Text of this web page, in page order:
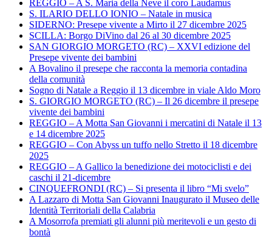
REGGIO – A S. Maria della Neve il coro Laudamus
S. ILARIO DELLO IONIO – Natale in musica
SIDERNO: Presepe vivente a Mirto il 27 dicembre 2025
SCILLA: Borgo DiVino dal 26 al 30 dicembre 2025
SAN GIORGIO MORGETO (RC) – XXVI edizione del
Presepe vivente dei bambini
A Bovalino il presepe che racconta la memoria contadina
della comunità
Sogno di Natale a Reggio il 13 dicembre in viale Aldo Moro
S. GIORGIO MORGETO (RC) – Il 26 dicembre il presepe
vivente dei bambini
REGGIO – A Motta San Giovanni i mercatini di Natale il 13
e 14 dicembre 2025
REGGIO – Con Abyss un tuffo nello Stretto il 18 dicembre
2025
REGGIO – A Gallico la benedizione dei motociclisti e dei
caschi il 21-dicembre
CINQUEFRONDI (RC) – Si presenta il libro “Mi svelo”
A Lazzaro di Motta San Giovanni Inaugurato il Museo delle
Identità Territoriali della Calabria
A Mosorrofa premiati gli alunni più meritevoli e un gesto di
bontà